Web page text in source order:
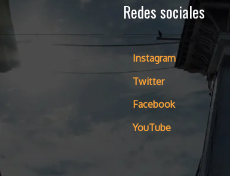
Redes sociales
Instagram
Twitter
Facebook
YouTube